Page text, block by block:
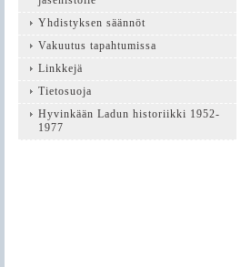
Yhdistyksen säännöt
Vakuutus tapahtumissa
Linkkejä
Tietosuoja
Hyvinkään Ladun historiikki 1952-
1977